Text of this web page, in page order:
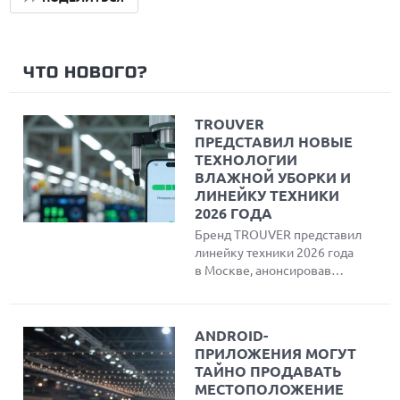
ЧТО НОВОГО?
TROUVER
ПРЕДСТАВИЛ НОВЫЕ
ТЕХНОЛОГИИ
ВЛАЖНОЙ УБОРКИ И
ЛИНЕЙКУ ТЕХНИКИ
2026 ГОДА
Бренд TROUVER представил
линейку техники 2026 года
в Москве, анонсировав
HydroForce и премиальные
модели Z70. Также
показаны вертикальные
пылесосы, аэрогриль и
ANDROID-
ПРИЛОЖЕНИЯ МОГУТ
ТАЙНО ПРОДАВАТЬ
МЕСТОПОЛОЖЕНИЕ